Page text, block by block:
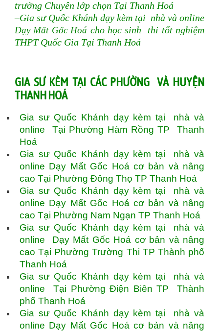
trường Chuyên lớp chọn Tại Thanh Hoá
–Gia sư Quốc Khánh dạy kèm tại nhà và online
Dạy Mất Gốc Hoá cho học sinh thi tốt nghiệm
THPT Quốc Gia Tại Thanh Hoá
GIA SƯ KÈM TẠI CÁC PHƯỜNG VÀ HUYỆN
THANH HOÁ
Gia sư Quốc Khánh dạy kèm tại nhà và
online Tại Phường Hàm Rồng TP Thanh
Hoá
Gia sư Quốc Khánh dạy kèm tại nhà và
online Dạy Mất Gốc Hoá cơ bản và nâng
cao Tại Phường Đông Thọ TP Thanh Hoá
Gia sư Quốc Khánh dạy kèm tại nhà và
online Dạy Mất Gốc Hoá cơ bản và nâng
cao Tại Phường Nam Ngạn TP Thanh Hoá
Gia sư Quốc Khánh dạy kèm tại nhà và
online Dạy Mất Gốc Hoá cơ bản và nâng
cao Tại Phường Trường Thi TP Thành phố
Thanh Hoá
Gia sư Quốc Khánh dạy kèm tại nhà và
online Tại Phường Điện Biên TP Thành
phố Thanh Hoá
Gia sư Quốc Khánh dạy kèm tại nhà và
online Dạy Mất Gốc Hoá cơ bản và nâng